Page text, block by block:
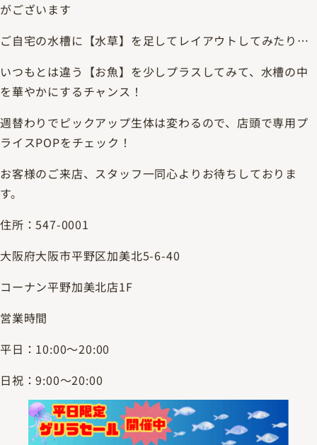
がございます
ご自宅の水槽に【水草】を足してレイアウトしてみたり…
いつもとは違う【お魚】を少しプラスしてみて、水槽の中
を華やかにするチャンス！
週替わりでピックアップ生体は変わるので、店頭で専用プ
ライスPOPをチェック！
お客様のご来店、スタッフ一同心よりお待ちしておりま
す。
住所：547-0001
大阪府大阪市平野区加美北5-6-40
コーナン平野加美北店1F
営業時間
平日：10:00～20:00
日祝：9:00～20:00